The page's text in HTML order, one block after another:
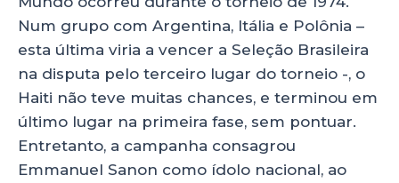
Num grupo com Argentina, Itália e Polônia –
esta última viria a vencer a Seleção Brasileira
na disputa pelo terceiro lugar do torneio -, o
Haiti não teve muitas chances, e terminou em
último lugar na primeira fase, sem pontuar.
Entretanto, a campanha consagrou
Emmanuel Sanon como ídolo nacional, ao